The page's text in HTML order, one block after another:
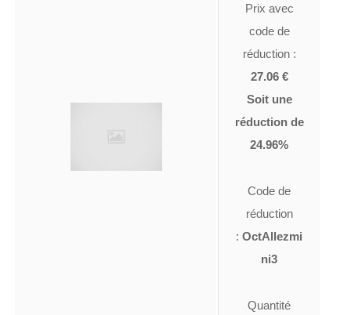
Prix avec
code de
réduction :
27.06 €
Soit une
réduction de
24.96%
Code de
réduction
: OctAllezmi
ni3
Quantité